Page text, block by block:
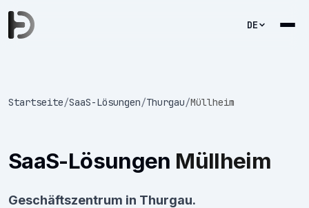
DE
Startseite/SaaS-Lösungen/Thurgau/Müllheim
SaaS-Lösungen Müllheim
Geschäftszentrum in Thurgau.